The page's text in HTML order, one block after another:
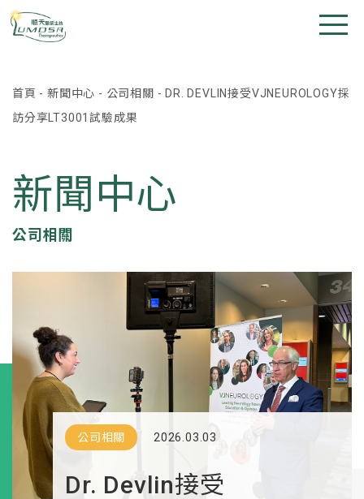
首頁 -新聞中心 - 公司相關 - DR. DEVLIN接受VJNEUROLOGY採
訪分享LT3001試驗成果
新聞中心
公司相關
公司相關 2026.03.03
Dr. Devlin接受